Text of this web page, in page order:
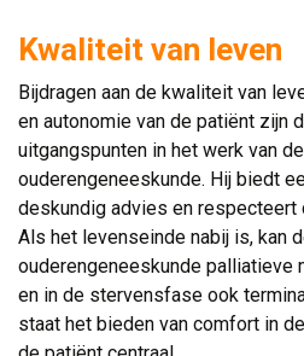
Kwaliteit van leven
Bijdragen aan de kwaliteit van
en autonomie van de patiënt zijn
uitgangspunten in het werk van
ouderengeneeskunde. Hij biedt
deskundig advies en respecteert
Als het levenseinde nabij is, kan
ouderengeneeskunde palliatieve
en in de stervensfase ook
staat het bieden van comfort in